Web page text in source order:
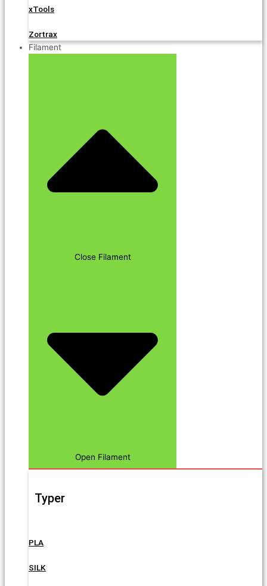
xTools
Zortrax
Filament
Close Filament
Open Filament
Typer
PLA
SILK